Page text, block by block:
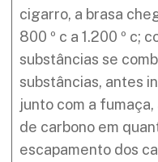
cigarro, a brasa
800 º c a 1.200 º c;
substâncias se
substâncias, antes
junto com a
de carbono em
escapamento dos